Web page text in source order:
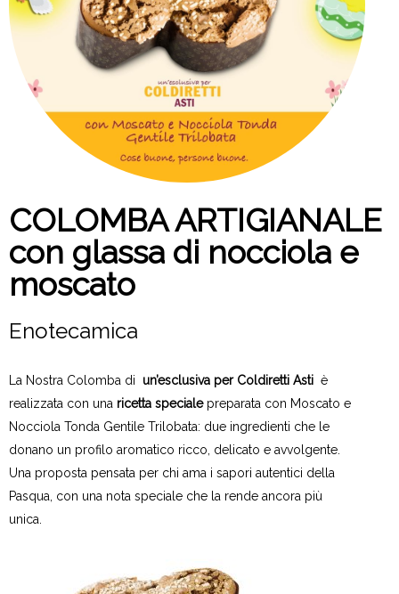
COLOMBA ARTIGIANALE
con glassa di nocciola e
moscato
Enotecamica
La Nostra Colomba di un’esclusiva per Coldiretti Asti è
realizzata con una ricetta specialepreparata con Moscato e
Nocciola Tonda Gentile Trilobata: due ingredienti che le
donano un profilo aromatico ricco, delicato e avvolgente.
Una proposta pensata per chi ama i sapori autentici della
Pasqua, con una nota speciale che la rende ancora più
unica.